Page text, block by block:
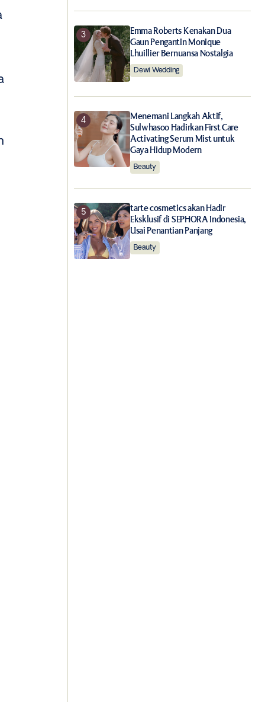
Emma Roberts Kenakan Dua
Gaun Pengantin Monique
Lhuillier Bernuansa Nostalgia
Dewi Wedding
Menemani Langkah Aktif,
Sulwhasoo Hadirkan First Care
Activating Serum Mist untuk
Gaya Hidup Modern
Beauty
tarte cosmetics akan Hadir
Eksklusif di SEPHORA Indonesia,
Usai Penantian Panjang
Beauty